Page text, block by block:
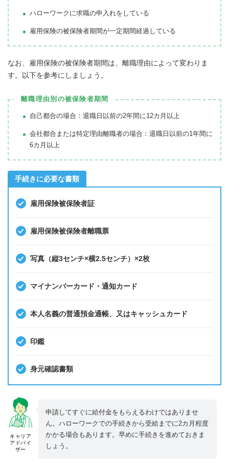
ハローワークに求職の申入れをしている
雇用保険の被保険者期間が一定期間経過している
なお、雇用保険の被保険者期間は、離職理由によって変わりま
す。以下を参考にしましょう。
離職理由別の被保険者期間
自己都合の場合：退職日以前の2年間に12カ月以上
会社都合または特定理由離職者の場合：退職日以前の1年間に
6カ月以上
手続きに必要な書類
雇用保険被保険者証
雇用保険被保険者離職票
写真（縦3センチ×横2.5センチ）×2枚
マイナンバーカード・通知カード
本人名義の普通預金通帳、又はキャッシュカード
印鑑
身元確認書類
キャリア
アドバイ
ザー
申請してすぐに給付金をもらえるわけではありませ
ん。ハローワークでの手続きから受給までに2カ月程度
かかる場合もあります。早めに手続きを進めておきま
しょう。